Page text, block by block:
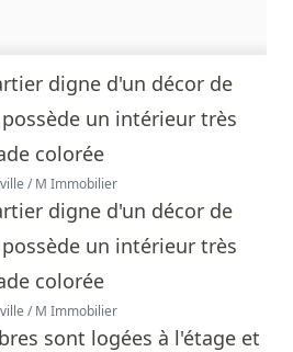
/ M Immobilier
/ M Immobilier
sont logées à l'étage et